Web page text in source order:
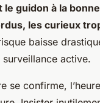
le guidon à la
les curieux
baisse
surveillance active.
se confirme,